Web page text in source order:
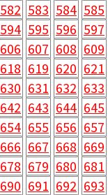
582 583 584 585
594 595 596 597
606 607 608 609
618 619 620 621
630 631 632 633
642 643 644 645
654 655 656 657
666 667 668 669
678 679 680 681
690 691 692 693